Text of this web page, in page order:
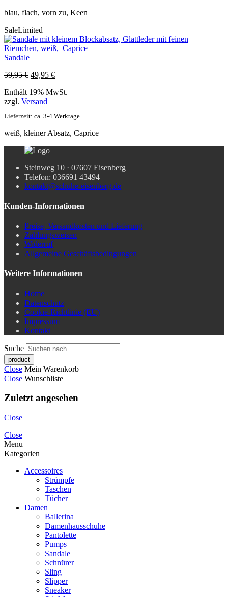
blau, flach, vorn zu, Keen
SaleLimited
Sandale
59,95€ Ursprünglicher
war:
59,95 €
49,95 €Aktueller
ist:
Enthält 19% MwSt.
zzgl. Versand
Lieferzeit: ca. 3-4 Werktage
weiß, kleiner Absatz, Caprice
Steinweg 10 · 07607 Eisenberg
Telefon: 036691 43494
kontakt@schuhe-eisenberg.de
Kunden-Informationen
Preise, Versandkosten und Lieferung
Zahlungsweisen
Widerruf
Allgemeine Geschäftsbedingungen
Weitere Informationen
Home
Datenschutz
Cookie-Richtlinie (EU)
Impressum
Kontakt
Suche
Close Mein Warenkorb
Close Wunschliste
Zuletzt angesehen
Close
Close
Menu
Kategorien
Accessoires
Strümpfe
Taschen
Tücher
Damen
Ballerina
Damenhausschuhe
Pantolette
Pumps
Sandale
Schnürer
Sling
Slipper
Sneaker